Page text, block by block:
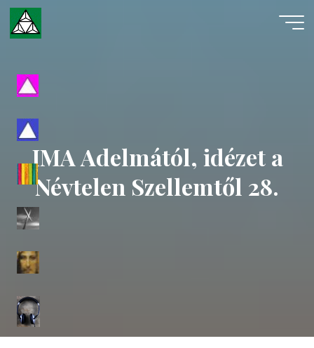
Skip
content
IMA Adelmától, idézet a
Névtelen Szellemtől 28.